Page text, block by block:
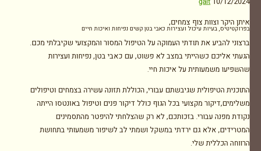
בפרוקטיטיס, בעיות עיכול ועצירות כאבי בטן קשים נפיחות ואיכות חיים
איתן היקר וצוות צוף צמחים,
ברצוני להביע את תודתי העמוקה על הטיפול המסור והמקצועי שקיבלתי מכם.
הגעתי אליכם כשהייתי במצב לא פשוט, עם כאבי בטן, נפיחות ועצירות
שהשפיעו משמעותית על איכות חיי.
התוכנית הטיפולית שגיבשתם עבורי, הכוללת תזונה עשירה בצמחים וטיפולים
משלימים,דיקור מקצועי בכל הגוף כולל דיקור פנים וטיפול באונטסו הייתה
נקודת מפנה עבורי. בזכותכם, לא רק שהצלחתי להיפטר מהתסמינים
המטרידים, אלא גם ירדתי במשקל ושמתי לב לשיפור משמעותי בתחושת
הרווחה הכללית שלי.